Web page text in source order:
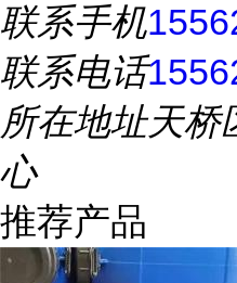
联系手机
联系电话
所在地址天桥
心
推荐产品